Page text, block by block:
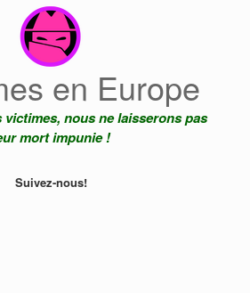
en Europe
victimes, nous ne laisserons pas
mort impunie !
Suivez-nous!